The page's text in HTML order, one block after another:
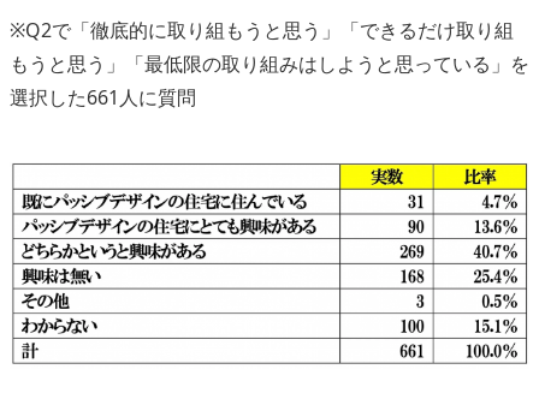
※Q2で「徹底的に取り組もうと思う」「できるだけ取り組
もうと思う」「最低限の取り組みはしようと思っている」を
選択した661人に質問